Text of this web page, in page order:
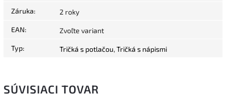
Záruka: 2 roky
EAN: Zvoľte variant
Typ: Tričká s potlačou, Tričká s nápismi
SÚVISIACI TOVAR